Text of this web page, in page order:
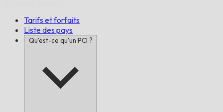
Tarifs et forfaits
Liste des pays
Qu'est-ce qu'un PCI ?